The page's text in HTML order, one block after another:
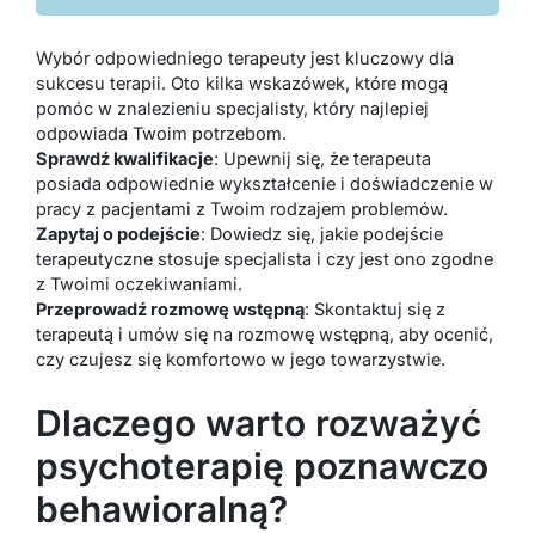
Wybór odpowiedniego terapeuty jest kluczowy dla
sukcesu terapii. Oto kilka wskazówek, które mogą
pomóc w znalezieniu specjalisty, który najlepiej
odpowiada Twoim potrzebom.
Sprawdź kwalifikacje: Upewnij się, że terapeuta
posiada odpowiednie wykształcenie i doświadczenie w
pracy z pacjentami z Twoim rodzajem problemów.
Zapytaj o podejście: Dowiedz się, jakie podejście
terapeutyczne stosuje specjalista i czy jest ono zgodne
z Twoimi oczekiwaniami.
Przeprowadź rozmowę wstępną: Skontaktuj się z
terapeutą i umów się na rozmowę wstępną, aby ocenić,
czy czujesz się komfortowo w jego towarzystwie.
Dlaczego warto rozważyć
psychoterapię poznawczo
behawioralną?